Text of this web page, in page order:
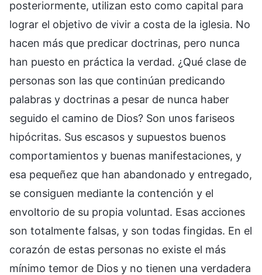
posteriormente, utilizan esto como capital para
lograr el objetivo de vivir a costa de la iglesia. No
hacen más que predicar doctrinas, pero nunca
han puesto en práctica la verdad. ¿Qué clase de
personas son las que continúan predicando
palabras y doctrinas a pesar de nunca haber
seguido el camino de Dios? Son unos fariseos
hipócritas. Sus escasos y supuestos buenos
comportamientos y buenas manifestaciones, y
esa pequeñez que han abandonado y entregado,
se consiguen mediante la contención y el
envoltorio de su propia voluntad. Esas acciones
son totalmente falsas, y son todas fingidas. En el
corazón de estas personas no existe el más
mínimo temor de Dios y no tienen una verdadera